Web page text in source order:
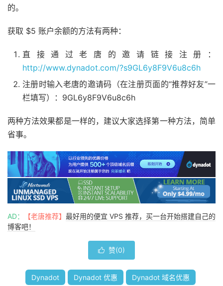
的。
获取 $5 账户余额的方法有两种：
直接通过老唐的邀请链接注册：
http://www.dynadot.com/?s9GL6y8F9V6u8c6h
注册时输入老唐的邀请码（在注册页面的“推荐好友”一
栏填写）：9GL6y8F9V6u8c6h
两种方法效果都是一样的，建议大家选择第一种方法，简单
省事。
AD： 【老唐推荐】 最好用的便宜 VPS 推荐，买一台开始搭建自己的
博客吧！
 赞(0)
Dynadot Dynadot 优惠 Dynadot 域名优惠